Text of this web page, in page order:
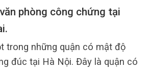
phòng công chứng tại
trong những quận có mật độ
đúc tại Hà Nội. Đây là quận có